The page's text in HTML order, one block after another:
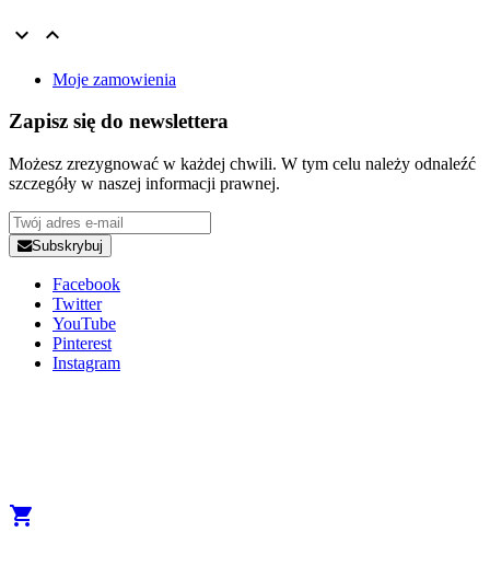
 
Moje zamowienia
Zapisz się do newslettera
Możesz zrezygnować w każdej chwili. W tym celu należy odnaleźć
szczegóły w naszej informacji prawnej.
Subskrybuj
Facebook
Twitter
YouTube
Pinterest
Instagram
